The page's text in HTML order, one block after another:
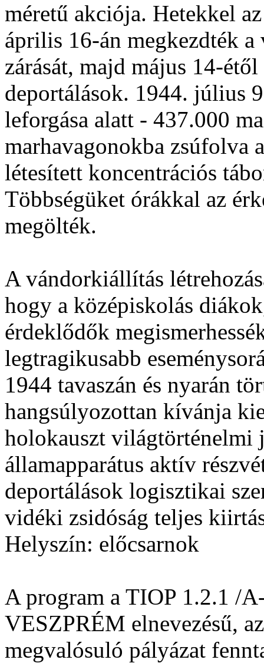
méretű akciója. Hetekkel
április 16-án megkezdték
zárását, majd május 14-
deportálások. 1944. július
leforgása alatt - 437.000
marhavagonokba zsúfolva
létesített koncentrációs
Többségüket órákkal az
megölték.
A vándorkiállítás
hogy a középiskolás
érdeklődők
legtragikusabb
1944 tavaszán és nyarán
hangsúlyozottan kívánja
holokauszt világtörténelmi
államapparátus aktív
deportálások logisztikai
vidéki zsidóság teljes
Helyszín: előcsarnok
A program a TIOP 1.2.1 /
VESZPRÉM elnevezésű,
megvalósuló pályázat